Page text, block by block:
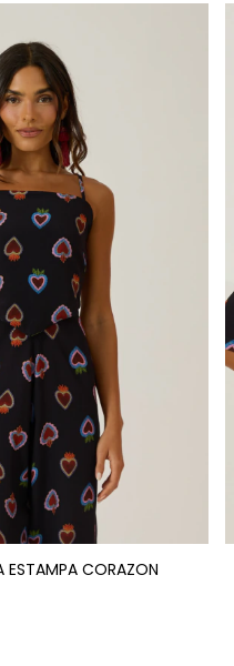
ESTAMPA CORAZON